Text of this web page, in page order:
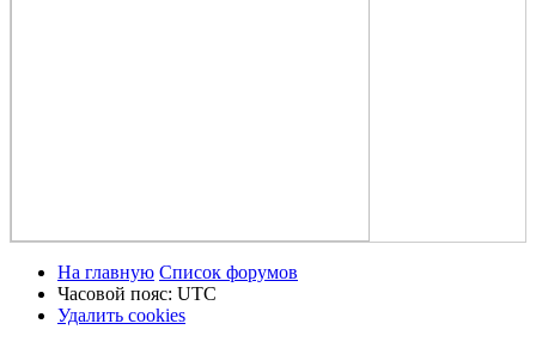
На главную Список форумов
Часовой пояс: UTC
Удалить cookies